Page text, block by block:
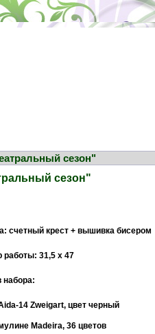
сезон"
сезон"
счетный крест + вышивка бисером
работы: 31,5 х 47
набора:
14 Zweigart, цвет черный
Madeira, 36 цветов